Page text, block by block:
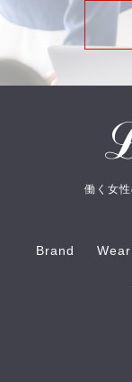
働く女
Brand Wear